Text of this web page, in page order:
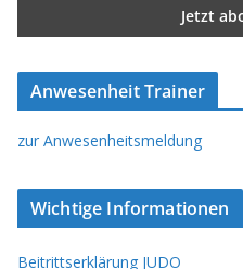
Anwesenheit Trainer
zur Anwesenheitsmeldung
Wichtige Informationen
Beitrittserklärung JUDO